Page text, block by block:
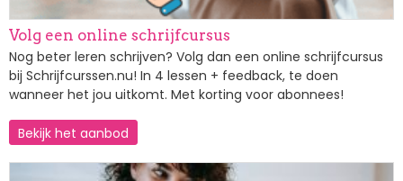
Volg een online schrijfcursus
Nog beter leren schrijven? Volg dan een online schrijfcursus
bij Schrijfcurssen.nu! In 4 lessen + feedback, te doen
wanneer het jou uitkomt. Met korting voor abonnees!
Bekijk het aanbod